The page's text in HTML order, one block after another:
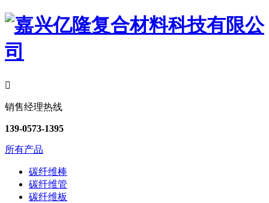

销售经理热线
139-0573-1395
所有产品
碳纤维棒
碳纤维管
碳纤维板